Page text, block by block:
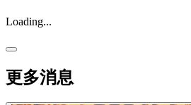
Loading...
更多消息